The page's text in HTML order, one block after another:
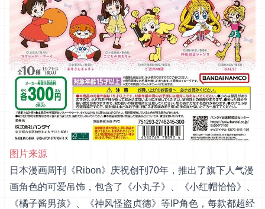
图片来源
日本漫画周刊《Ribon》庆祝创刊70年，推出了旗下人气漫
画角色的可爱吊饰，包含了《小丸子》、《小红帽恰恰》、
《橘子酱男孩》、《神风怪盗贞德》等IP角色，每款都超经